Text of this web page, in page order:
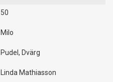
50
Milo
Pudel, Dvärg
Linda Mathiasson